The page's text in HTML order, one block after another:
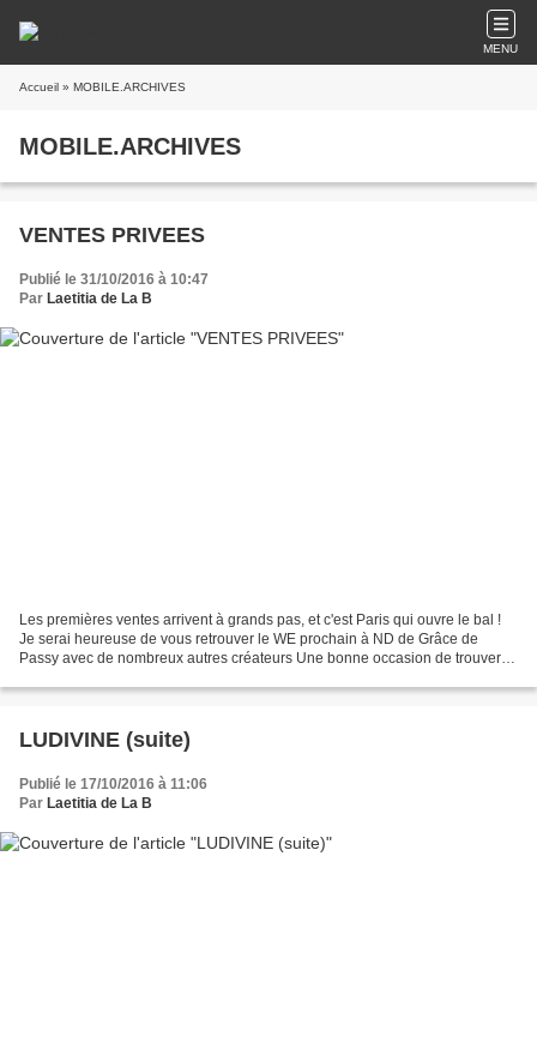
MENU
Accueil » MOBILE.ARCHIVES
MOBILE.ARCHIVES
VENTES PRIVEES
Publié le 31/10/2016 à 10:47
Par Laetitia de La B
Les premières ventes arrivent à grands pas, et c'est Paris qui ouvre le bal !
Je serai heureuse de vous retrouver le WE prochain à ND de Grâce de
Passy avec de nombreux autres créateurs Une bonne occasion de trouver
LUDIVINE (suite)
Publié le 17/10/2016 à 11:06
Par Laetitia de La B